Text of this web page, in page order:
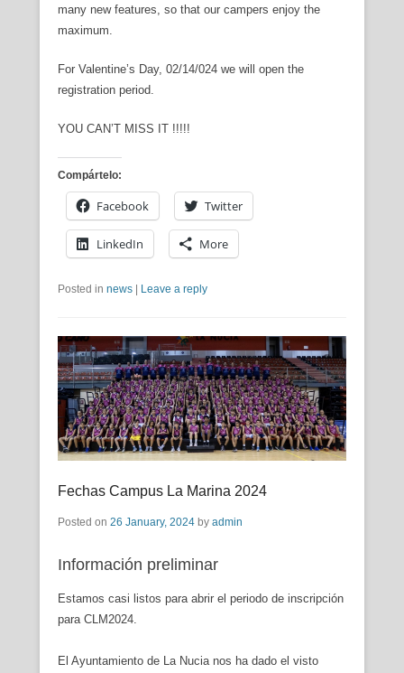
many new features, so that our campers enjoy the
maximum.
For Valentine’s Day, 02/14/024 we will open the
registration period.
YOU CAN’T MISS IT !!!!!
Compártelo:
Facebook Twitter
LinkedIn More
Posted in news Leave a reply
Fechas Campus La Marina 2024
Posted on 26 January, 2024 by admin
Información preliminar
Estamos casi listos para abrir el periodo de inscripción
para CLM2024.
El Ayuntamiento de La Nucia nos ha dado el visto